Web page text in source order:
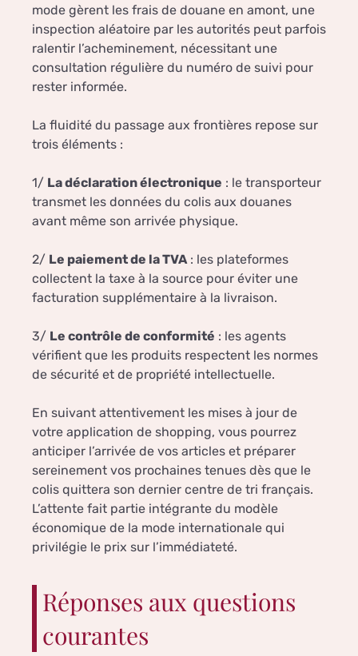
mode gèrent les frais de douane en amont, une
inspection aléatoire par les autorités peut parfois
ralentir l’acheminement, nécessitant une
consultation régulière du numéro de suivi pour
rester informée.
La fluidité du passage aux frontières repose sur
trois éléments :
1/ La déclaration électronique : le transporteur
transmet les données du colis aux douanes
avant même son arrivée physique.
2/ Le paiement de la TVA: les plateformes
collectent la taxe à la source pour éviter une
facturation supplémentaire à la livraison.
3/ Le contrôle de conformité : les agents
vérifient que les produits respectent les normes
de sécurité et de propriété intellectuelle.
En suivant attentivement les mises à jour de
votre application de shopping, vous pourrez
anticiper l’arrivée de vos articles et préparer
sereinement vos prochaines tenues dès que le
colis quittera son dernier centre de tri français.
L’attente fait partie intégrante du modèle
économique de la mode internationale qui
privilégie le prix sur l’immédiateté.
Réponses aux questions
courantes